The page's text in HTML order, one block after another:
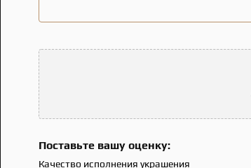
Поставьте вашу оценку:
Качество исполнения украшения